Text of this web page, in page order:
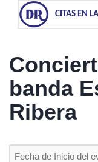
CITAS EN
banda
Ribera
Fecha de Inicio del